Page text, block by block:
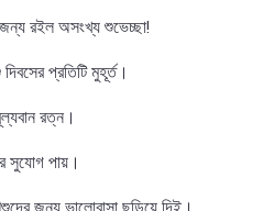
রইল অসংখ্য শুভেচ্ছা!
প্রতিটি মুহূর্ত।
রত্ন।
সুযোগ পায়।
জন্য ভালোবাসা ছড়িয়ে দিই।